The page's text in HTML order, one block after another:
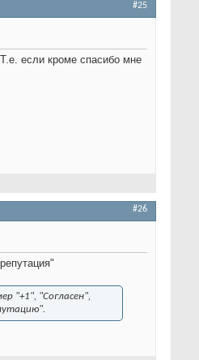
#25
если кроме спасибо мне
#26
"+1", "Согласен",